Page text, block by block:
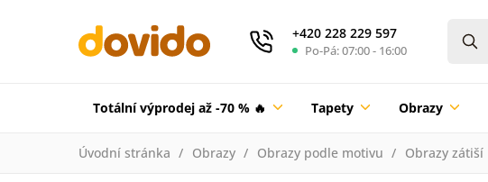
+420 228 229 597
Po-Pá: 07:00 - 16:00
Totální výprodej až -70 % 🔥 Tapety Obrazy
Úvodní stránka Obrazy Obrazy podle motivu Obrazy zátiší